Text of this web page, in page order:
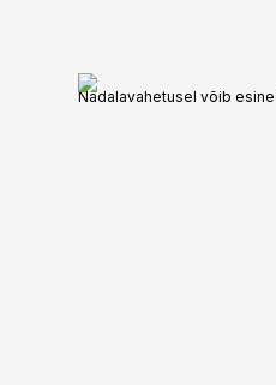
Nädalavahetusel võib